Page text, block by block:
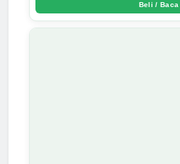
Beli / Baca